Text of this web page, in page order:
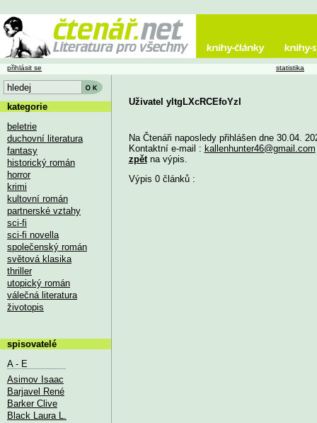
Uživatel yltgLXcRCEfoYzI
Na Čtenáři naposledy přihlášen dne 30.04.
Kontaktní e-mail : kallenhunter46@gmail.com
zpětna výpis.
Výpis 0 článků :
přihlásit se statistika
kategorie
beletrie
duchovní literatura
fantasy
historický román
horror
krimi
kultovní román
partnerské vztahy
sci-fi
sci-fi novella
společenský román
světová klasika
thriller
utopický román
válečná literatura
životopis
spisovatelé
A - E
Asimov Isaac
Barjavel René
Barker Clive
Black Laura L.